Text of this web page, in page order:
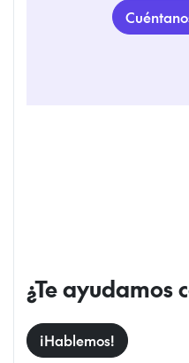
¿Te ayudamos
¡Hablemos!